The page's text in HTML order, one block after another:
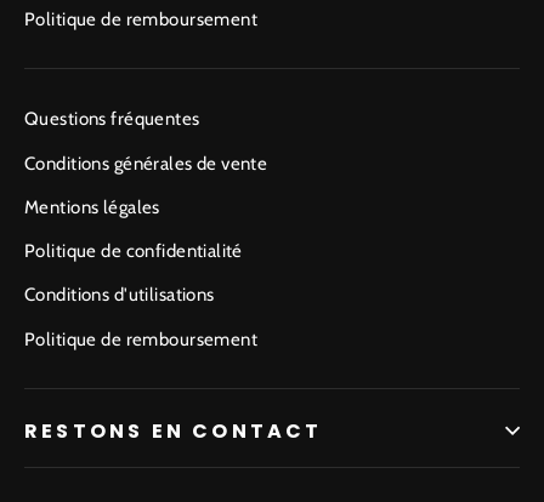
Politique de remboursement
Questions fréquentes
Conditions générales de vente
Mentions légales
Politique de confidentialité
Conditions d'utilisations
Politique de remboursement
RESTONS EN CONTACT